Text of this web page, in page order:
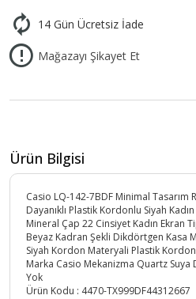
14 Gün Ücretsiz İade
Mağazayı Şikayet Et
Ürün Bilgisi
Casio LQ-142-7BDF Minimal Tasarım
Dayanıklı Plastik Kordonlu Siyah
Mineral Çap 22 Cinsiyet Kadın Ekran
Beyaz Kadran Şekli Dikdörtgen Kasa
Siyah Kordon Materyali Plastik
Marka Casio Mekanizma Quartz Suya
Yok
Ürün Kodu : 4470-TX999DF44312667